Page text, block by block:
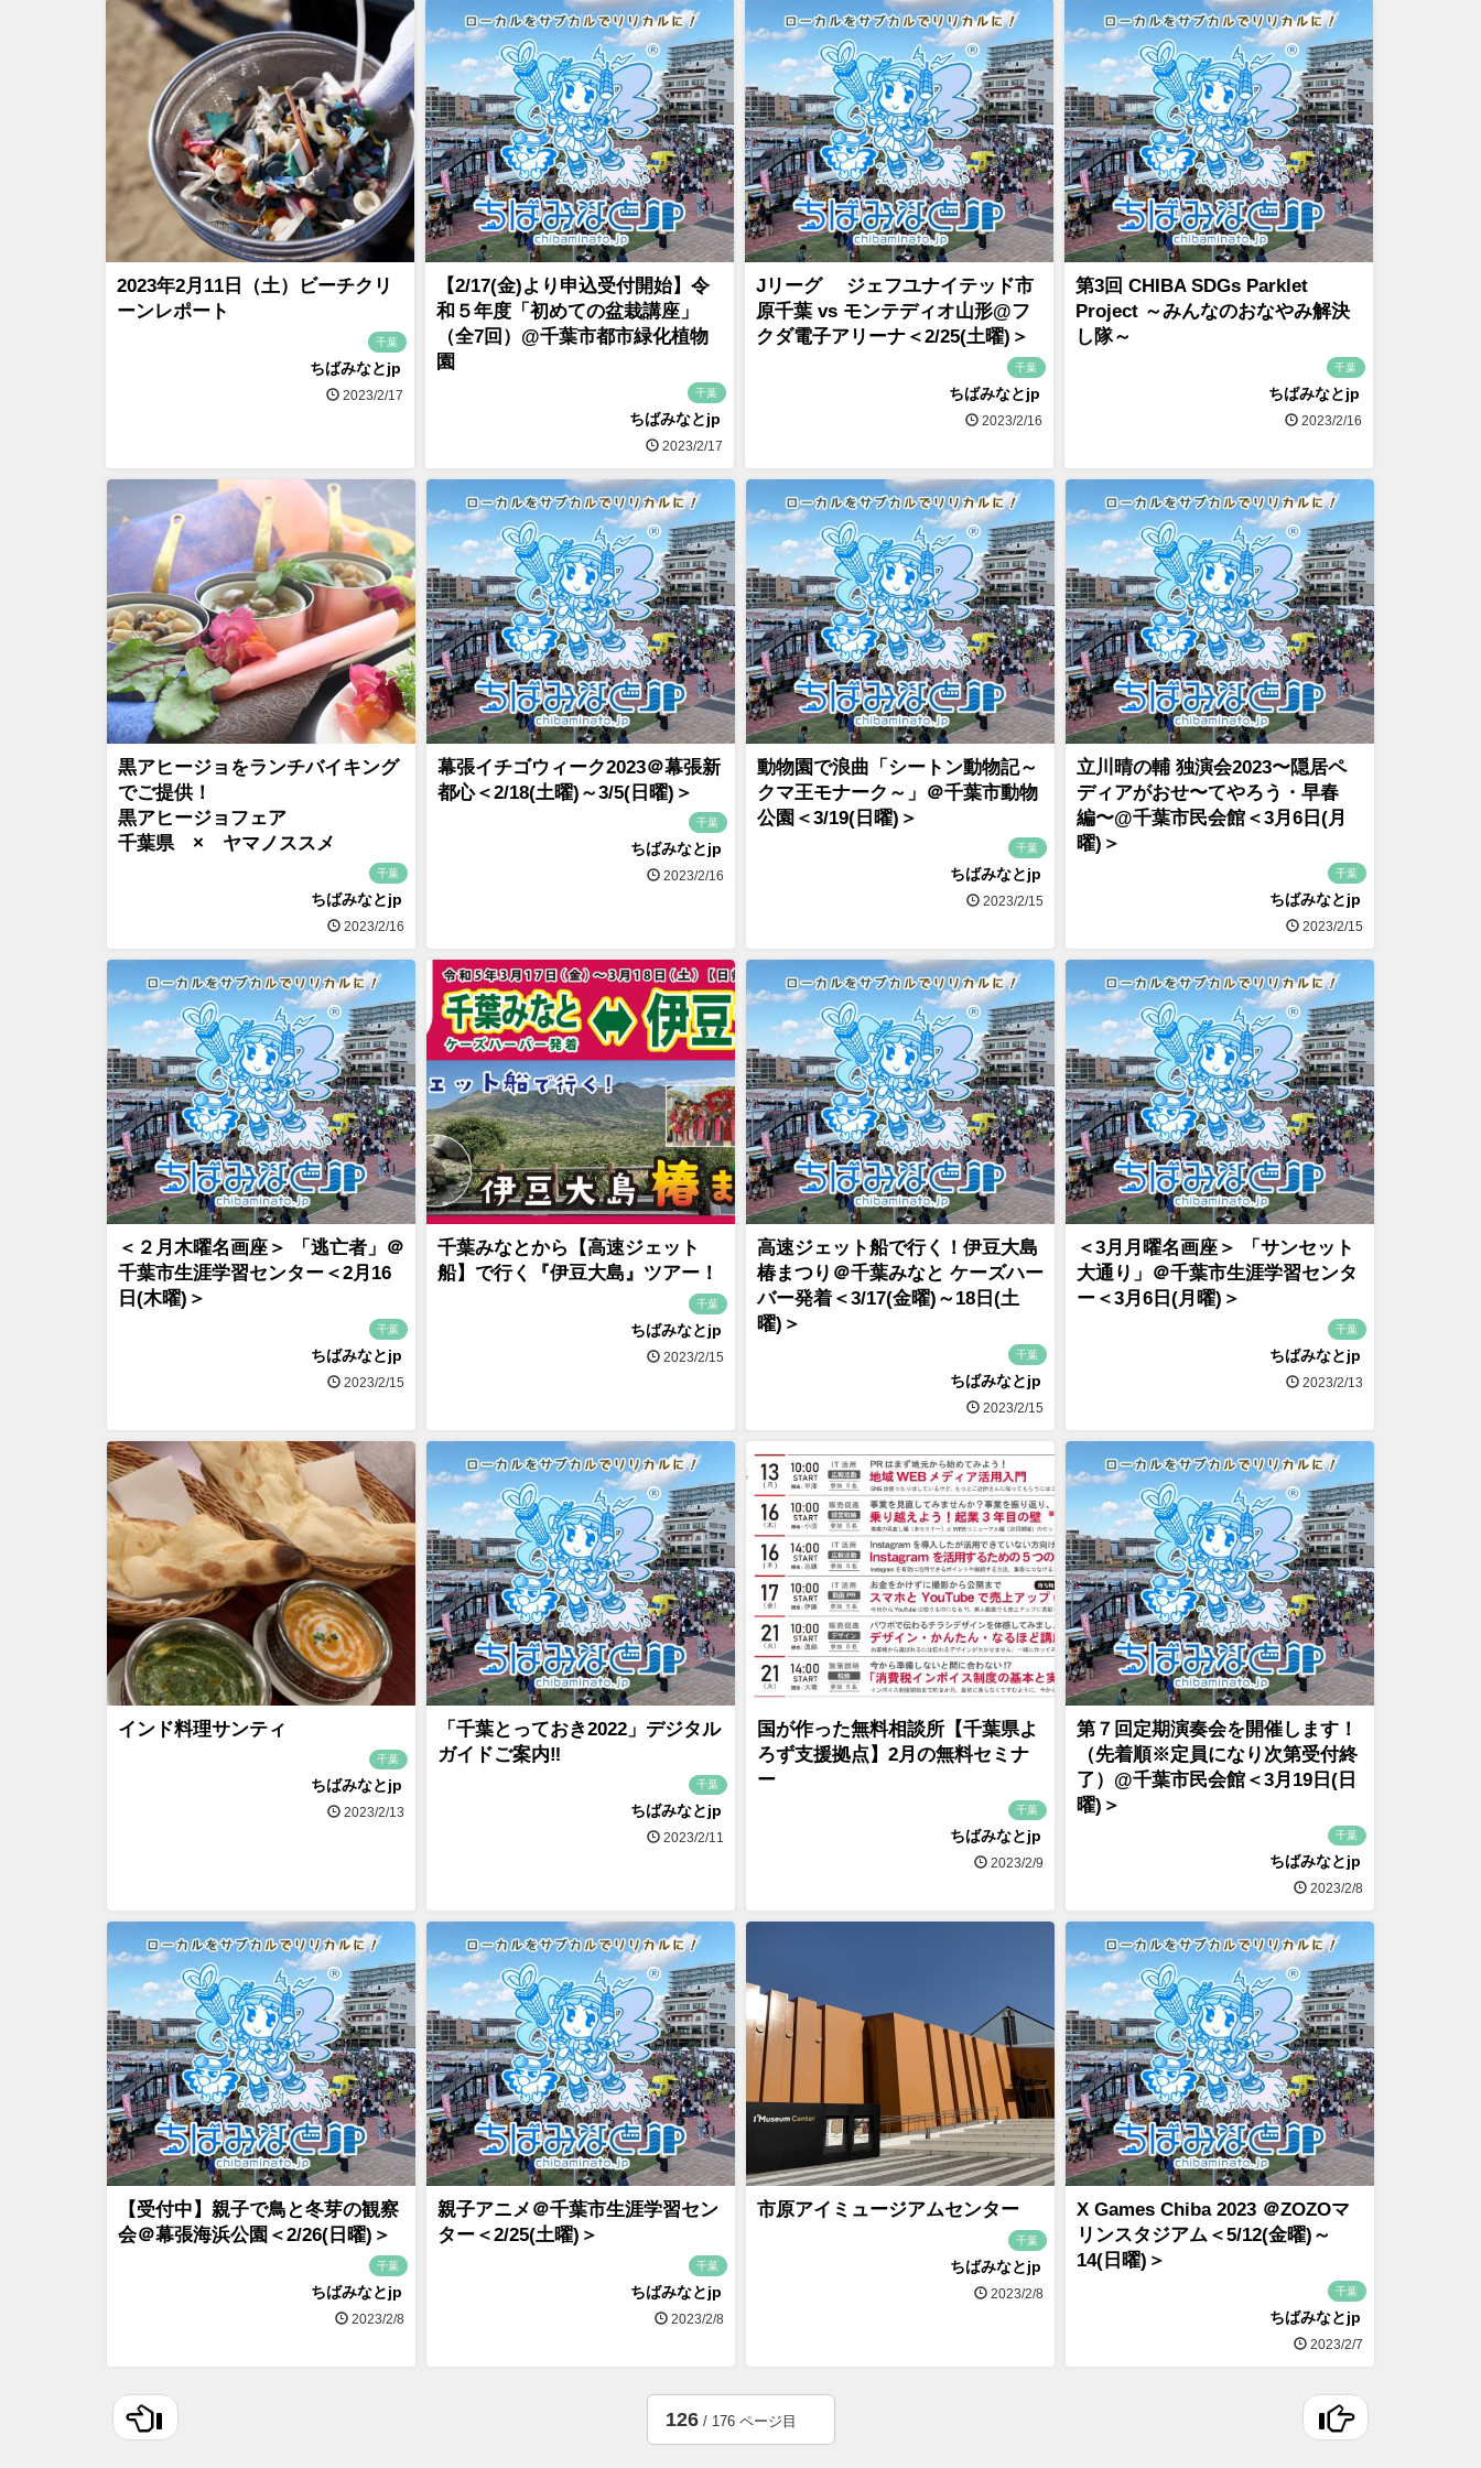
2023年2月11日（土）ビーチクリ
ーンレポート
千葉
ちばみなとjp
2023/2/17
【2/17(金)より申込受付開始】令
和５年度「初めての盆栽講座」
（全7回）@千葉市都市緑化植物
園
千葉
ちばみなとjp
2023/2/17
Jリーグ ジェフユナイテッド市
原千葉 vs モンテディオ山形@フ
クダ電子アリーナ＜2/25(土曜)＞
千葉
ちばみなとjp
2023/2/16
第3回 CHIBA SDGs Parklet
Project ～みんなのおなやみ解決
し隊～
千葉
ちばみなとjp
2023/2/16
黒アヒージョをランチバイキング
でご提供！
黒アヒージョフェア
千葉県 × ヤマノススメ
千葉
ちばみなとjp
2023/2/16
幕張イチゴウィーク2023＠幕張新
都心＜2/18(土曜)～3/5(日曜)＞
千葉
ちばみなとjp
2023/2/16
動物園で浪曲「シートン動物記～
クマ王モナーク～」＠千葉市動物
公園＜3/19(日曜)＞
千葉
ちばみなとjp
2023/2/15
立川晴の輔 独演会2023〜隠居ペ
ディアがおせ〜てやろう・早春
編〜@千葉市民会館＜3月6日(月
曜)＞
千葉
ちばみなとjp
2023/2/15
＜２月木曜名画座＞ 「逃亡者」＠
千葉市生涯学習センター＜2月16
日(木曜)＞
千葉
ちばみなとjp
2023/2/15
千葉みなとから【高速ジェット
船】で行く『伊豆大島』ツアー！
千葉
ちばみなとjp
2023/2/15
高速ジェット船で行く！伊豆大島
椿まつり＠千葉みなと ケーズハー
バー発着＜3/17(金曜)～18日(土
曜)＞
千葉
ちばみなとjp
2023/2/15
＜3月月曜名画座＞ 「サンセット
大通り」＠千葉市生涯学習センタ
ー＜3月6日(月曜)＞
千葉
ちばみなとjp
2023/2/13
インド料理サンティ
千葉
ちばみなとjp
2023/2/13
「千葉とっておき2022」デジタル
ガイドご案内‼
千葉
ちばみなとjp
2023/2/11
国が作った無料相談所【千葉県よ
ろず支援拠点】2月の無料セミナ
ー
千葉
ちばみなとjp
2023/2/9
第７回定期演奏会を開催します！
（先着順※定員になり次第受付終
了）@千葉市民会館＜3月19日(日
曜)＞
千葉
ちばみなとjp
2023/2/8
【受付中】親子で鳥と冬芽の観察
会＠幕張海浜公園＜2/26(日曜)＞
千葉
ちばみなとjp
2023/2/8
親子アニメ＠千葉市生涯学習セン
ター＜2/25(土曜)＞
千葉
ちばみなとjp
2023/2/8
市原アイミュージアムセンター
千葉
ちばみなとjp
2023/2/8
X Games Chiba 2023 ＠ZOZOマ
リンスタジアム＜5/12(金曜)～
14(日曜)＞
千葉
ちばみなとjp
2023/2/7
126/ 176 ページ目